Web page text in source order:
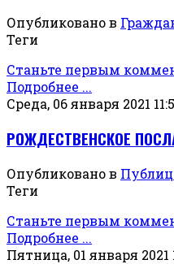
Опубликовано в
Теги
Станьте первым
Подробнее ...
Среда, 06 января 2021
РОЖДЕСТВЕНСКОЕ
Опубликовано в
Теги
Станьте первым
Подробнее ...
Пятница, 01 января 2021